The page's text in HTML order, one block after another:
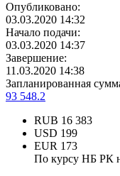
Опубликовано:
03.03.2020 14:32
Начало подачи:
03.03.2020 14:37
Завершение:
11.03.2020 14:38
Запланированная
93 548.2
RUB 16 383
USD 199
EUR 173
По курсу НБ РК